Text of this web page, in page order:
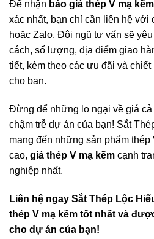
Để nhận báo giá thép V mạ kẽm
xác nhất, bạn chỉ cần liên hệ với
hoặc Zalo. Đội ngũ tư vấn sẽ
cách, số lượng, địa điểm giao
tiết, kèm theo các ưu đãi và
cho bạn.
Đừng để những lo ngại về giá
chậm trễ dự án của bạn! Sắt
mang đến những sản phẩm
cao, giá thép V mạ kẽm cạnh
nghiệp nhất.
Liên hệ ngay Sắt Thép Lộc
thép V mạ kẽm tốt nhất và
cho dự án của bạn!